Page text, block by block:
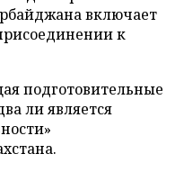
включает
к
подготовительные
ли является